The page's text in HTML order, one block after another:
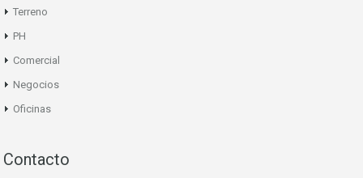
Terreno
PH
Comercial
Negocios
Oficinas
Contacto